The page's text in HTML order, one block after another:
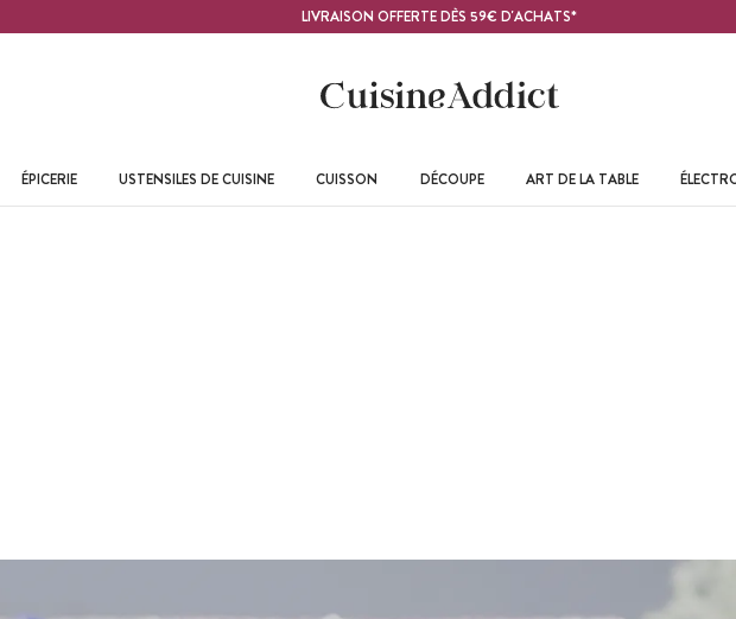
LIVRAISON OFFERTE DÈS 59€ D'ACHATS*
ÉPICERIE USTENSILES DE CUISINE CUISSON DÉCOUPE ART DE LA TABLE